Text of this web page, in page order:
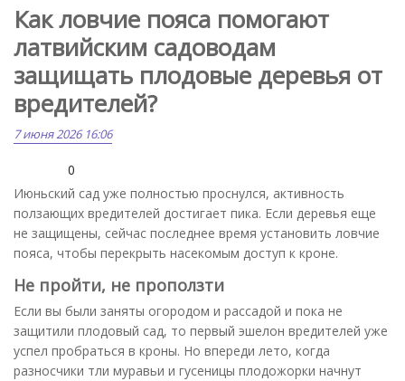
Как ловчие пояса помогают
латвийским садоводам
защищать плодовые деревья от
вредителей?
7 июня 2026 16:06
0
Июньский сад уже полностью проснулся, активность
ползающих вредителей достигает пика. Если деревья еще
не защищены, сейчас последнее время установить ловчие
пояса, чтобы перекрыть насекомым доступ к кроне.
Не пройти, не проползти
Если вы были заняты огородом и рассадой и пока не
защитили плодовый сад, то первый эшелон вредителей уже
успел пробраться в кроны. Но впереди лето, когда
разносчики тли муравьи и гусеницы плодожорки начнут